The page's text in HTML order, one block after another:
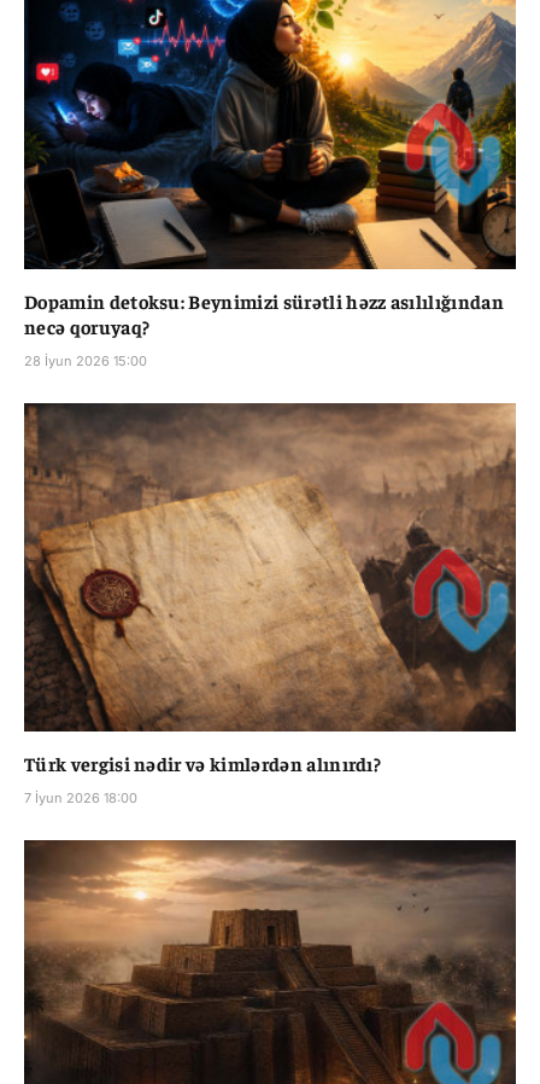
Dopamin detoksu: Beynimizi sürətli həzz asılılığından
necə qoruyaq?
28 İyun 2026 15:00
Türk vergisi nədir və kimlərdən alınırdı?
7 İyun 2026 18:00